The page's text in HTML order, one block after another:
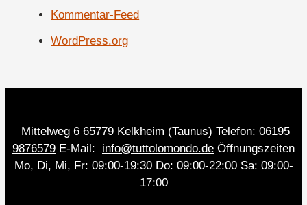
Kommentar-Feed
WordPress.org
Mittelweg 6 65779 Kelkheim (Taunus) Telefon: 06195
9876579 E-Mail: info@tuttolomondo.de Öffnungszeiten
Mo, Di, Mi, Fr: 09:00-19:30 Do: 09:00-22:00 Sa: 09:00-
17:00